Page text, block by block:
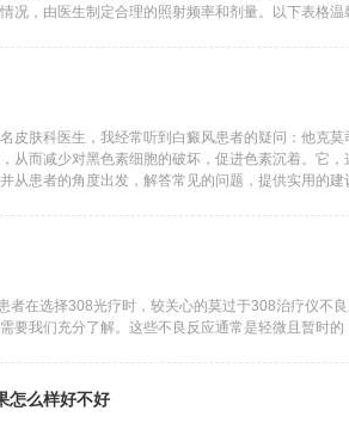
况，由医生制定合理的照射频率和剂量。以下表格
皮肤科医生，我经常听到白癜风患者的疑问：他克
从而减少对黑色素细胞的破坏，促进色素沉着。它
从患者的角度出发，解答常见的问题，提供实用的
者在选择308光疗时，较关心的莫过于308治疗仪不
要我们充分了解。这些不良反应通常是轻微且暂时的
怎么样好不好